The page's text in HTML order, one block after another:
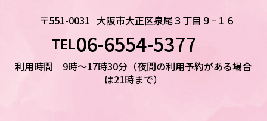
〒551-0031 大阪市大正区泉尾３丁目９−１６
TEL06-6554-5377
利用時間 9時～17時30分（夜間の利用予約がある場合
は21時まで）